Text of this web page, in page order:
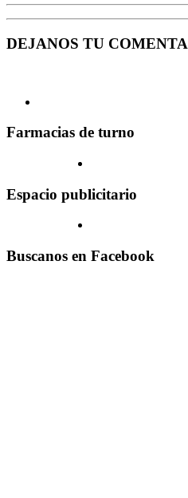
DEJANOS TU
Farmacias de turno
Espacio publicitario
Buscanos en Facebook